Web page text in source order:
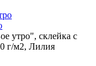
утро", склейка с
г/м2, Лилия